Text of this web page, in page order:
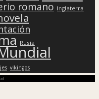
romano Inglaterra
Rusia
vikingos